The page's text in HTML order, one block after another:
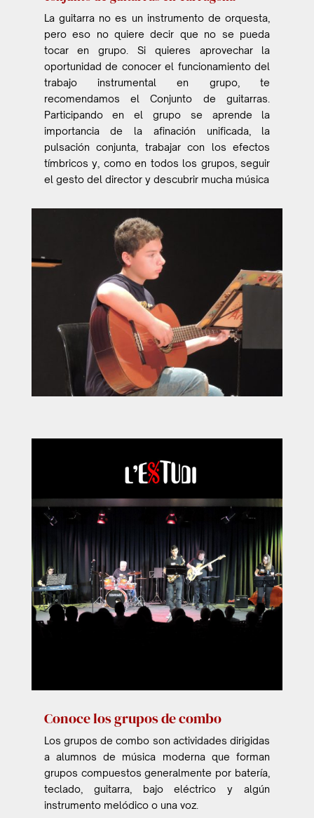
La guitarra no es un instrumento de orquesta,
pero eso no quiere decir que no se pueda
tocar en grupo. Si quieres aprovechar la
oportunidad de conocer el funcionamiento del
trabajo instrumental en grupo, te
recomendamos el Conjunto de guitarras.
Participando en el grupo se aprende la
importancia de la afinación unificada, la
pulsación conjunta, trabajar con los efectos
tímbricos y, como en todos los grupos, seguir
el gesto del director y descubrir mucha música
Conoce los grupos de combo
Los grupos de combo son actividades dirigidas
a alumnos de música moderna que forman
grupos compuestos generalmente por batería,
teclado, guitarra, bajo eléctrico y algún
instrumento melódico o una voz.